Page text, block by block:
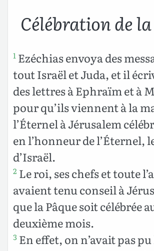
Célébration de
1 Ezéchias envoya des
tout Israël et Juda, et il
des lettres à Ephraïm et à
pour qu’ils viennent à la
l’Éternel à Jérusalem
en l’honneur de l’Éternel,
d’Israël.
2 Le roi, ses chefs et toute
avaient tenu conseil à
que la Pâque soit célébrée
deuxième mois.
3 En effet, on n’avait pas